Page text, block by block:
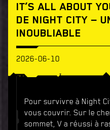
IT’S ALL ABOUT
DE NIGHT CITY —
INOUBLIABLE
2026-06-10
Pour survivre à Night
vous couvrir. Sur le
sommet, V a réussi à